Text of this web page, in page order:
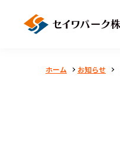
ホーム お知らせ